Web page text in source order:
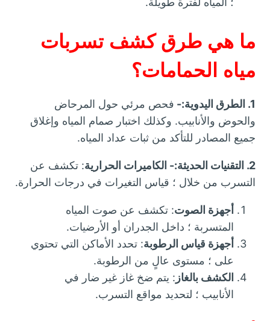
ما هي طرق كشف تسربات
مياه الحمامات؟
1. الطرق اليدوية:-
فحص مرئي حول المرحاض
والحوض والأنابيب. وكذلك اختبار صمام المياه وإغلاق
جميع المصادر للتأكد من ثبات عداد المياه.
2. التقنيات الحديثة:- الكاميرات الحرارية: تكشف عن
التسرب من خلال ؛ قياس التغيرات في درجات الحرارة.
أجهزة الصوت: تكشف عن صوت المياه
المتسربة ؛ داخل الجدران أو الأرضيات.
أجهزة قياس الرطوبة: تحدد الأماكن التي تحتوي
على ؛ مستوى عالٍ من الرطوبة.
الكشف بالغاز : يتم ضخ غاز غير ضار في
الأنابيب ؛ لتحديد مواقع التسرب.